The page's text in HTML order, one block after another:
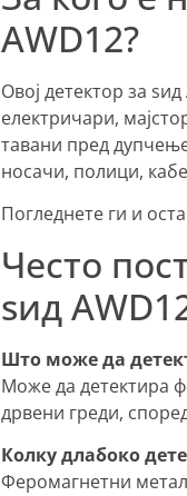
AWD12?
Овој детектор за
електричари,
тавани пред
носачи, полици,
Погледнете ги и
Често
ѕид
Што може да
Може да детектира
дрвени греди,
Колку длабоко
Феромагнетни